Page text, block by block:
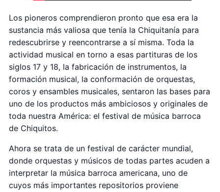
Los pioneros comprendieron pronto que esa era la
sustancia más valiosa que tenía la Chiquitanía para
redescubrirse y reencontrarse a sí misma. Toda la
actividad musical en torno a esas partituras de los
siglos 17 y 18, la fabricación de instrumentos, la
formación musical, la conformación de orquestas,
coros y ensambles musicales, sentaron las bases para
uno de los productos más ambiciosos y originales de
toda nuestra América: el festival de música barroca
de Chiquitos.
Ahora se trata de un festival de carácter mundial,
donde orquestas y músicos de todas partes acuden a
interpretar la música barroca americana, uno de
cuyos más importantes repositorios proviene